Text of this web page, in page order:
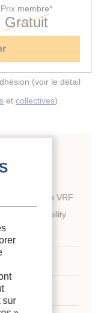
Prix membre*
Gratuit
(voir le détail
et collectives)
storage in VRF
flexibility
sur